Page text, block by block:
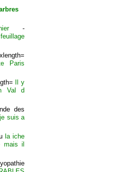
-
Paris
Il y
Val d
des
suis a
la iche
mais il